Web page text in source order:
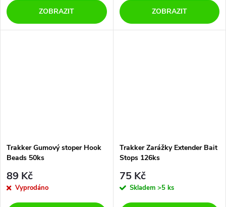
ZOBRAZIT ZOBRAZIT
Trakker Gumový stoper Hook
Beads 50ks
89 Kč
Vyprodáno
Trakker Zarážky Extender Bait
Stops 126ks
75 Kč
Skladem >5 ks